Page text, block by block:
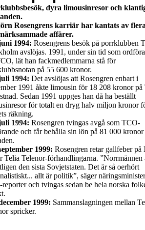
dyra limousinresor och
Rosengrens karriär har kantats av
affärer.
1994: Rosengrens besök på porrklubben
avslöjas. 1991, under sin tid som
lät han fackmedlemmarna stå för
på 55 600 kronor.
1994: Det avslöjas att Rosengren enbart i
1991 åkte limousin för 18 208 kronor
Sedan 1991 uppges han då ha beställt
för totalt en dryg halv miljon kronor
räkning.
1994: Rosengren tvingas avgå som TCO-
och får behålla sin lön på 81 000
1999: Rosengren retar gallfeber på
Telia Telenor-förhandlingarna. ”Norrmännen
den sista Sovjetstaten. Det är så oerhört
allt är politik”, säger
reporter och tvingas sedan be hela norska
1999: Sammanslagningen mellan
spricker.